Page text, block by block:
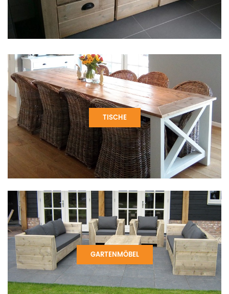
TISCHE
GARTENMÖBEL